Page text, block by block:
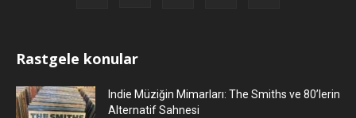
Rastgele konular
Indie Müziğin Mimarları: The Smiths ve 80’lerin
Alternatif Sahnesi